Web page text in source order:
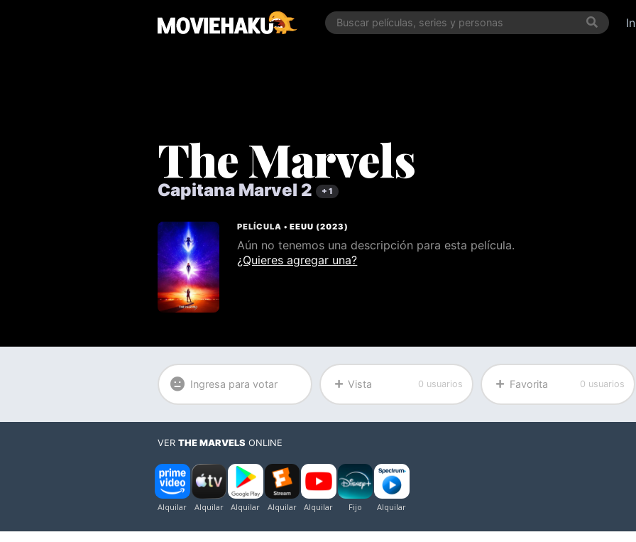
The Marvels
Capitana Marvel 2 + 1
PELÍCULA •EEUU (2023)
Aún no tenemos una descripción para esta película.
¿Quieres agregar una?
Ingresa para votar Vista 0 usuarios Favorita 0 usuarios
VER THE MARVELS ONLINE